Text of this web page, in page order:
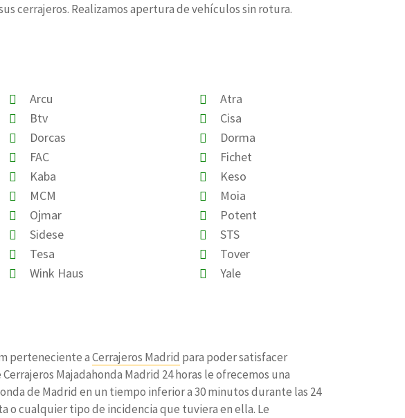
cerrajeros. Realizamos apertura de vehículos sin rotura.
Arcu
Atra
Btv
Cisa
Dorcas
Dorma
FAC
Fichet
Kaba
Keso
MCM
Moia
Ojmar
Potent
Sidese
STS
Tesa
Tover
Wink Haus Yale
perteneciente aCerrajeros Madrid para poder satisfacer
Majadahonda Madrid 24 horas le ofrecemos una
de Madrid en un tiempo inferior a 30 minutos durante las 24
o cualquier tipo de incidencia que tuviera en ella. Le